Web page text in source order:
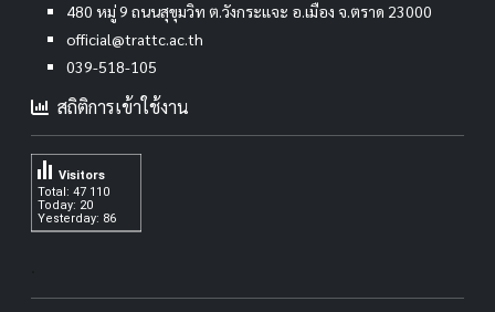
480 หมู่ 9 ถนนสุขุมวิท ต.วังกระแจะ อ.เมือง จ.ตราด 23000
official@trattc.ac.th
039-518-105
สถิติการเข้าใช้งาน
Total: 47 110
Today: 20
Yesterday: 86
Visitors